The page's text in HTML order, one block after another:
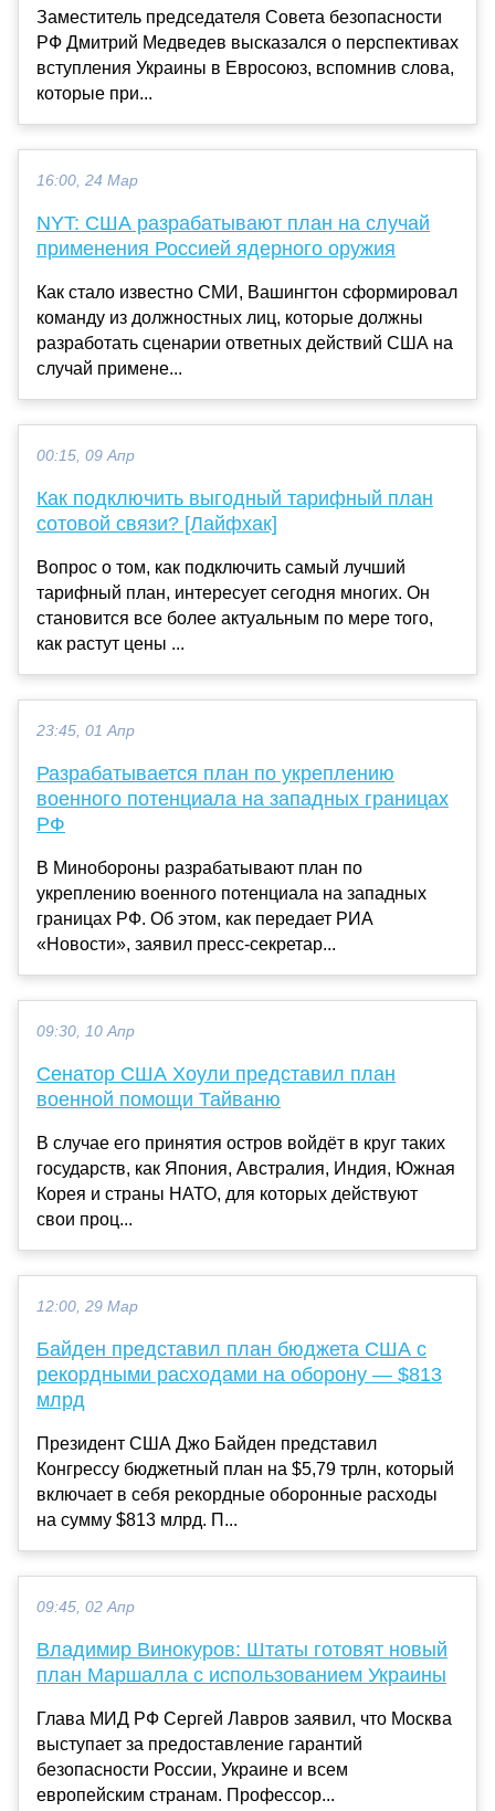
Заместитель председателя Совета безопасности
РФ Дмитрий Медведев высказался о перспективах
вступления Украины в Евросоюз, вспомнив слова,
которые при...
16:00, 24 Мар
NYT: США разрабатывают план на случай
применения Россией ядерного оружия
Как стало известно СМИ, Вашингтон сформировал
команду из должностных лиц, которые должны
разработать сценарии ответных действий США на
случай примене...
00:15, 09 Апр
Как подключить выгодный тарифный план
сотовой связи? [Лайфхак]
Вопрос о том, как подключить самый лучший
тарифный план, интересует сегодня многих. Он
становится все более актуальным по мере того,
как растут цены ...
23:45, 01 Апр
Разрабатывается план по укреплению
военного потенциала на западных границах
РФ
В Минобороны разрабатывают план по
укреплению военного потенциала на западных
границах РФ. Об этом, как передает РИА
«Новости», заявил пресс-секретар...
09:30, 10 Апр
Сенатор США Хоули представил план
военной помощи Тайваню
В случае его принятия остров войдёт в круг таких
государств, как Япония, Австралия, Индия, Южная
Корея и страны НАТО, для которых действуют
свои проц...
12:00, 29 Мар
Байден представил план бюджета США с
рекордными расходами на оборону — $813
млрд
Президент США Джо Байден представил
Конгрессу бюджетный план на $5,79 трлн, который
включает в себя рекордные оборонные расходы
на сумму $813 млрд. П...
09:45, 02 Апр
Владимир Винокуров: Штаты готовят новый
план Маршалла с использованием Украины
Глава МИД РФ Сергей Лавров заявил, что Москва
выступает за предоставление гарантий
безопасности России, Украине и всем
европейским странам. Профессор...